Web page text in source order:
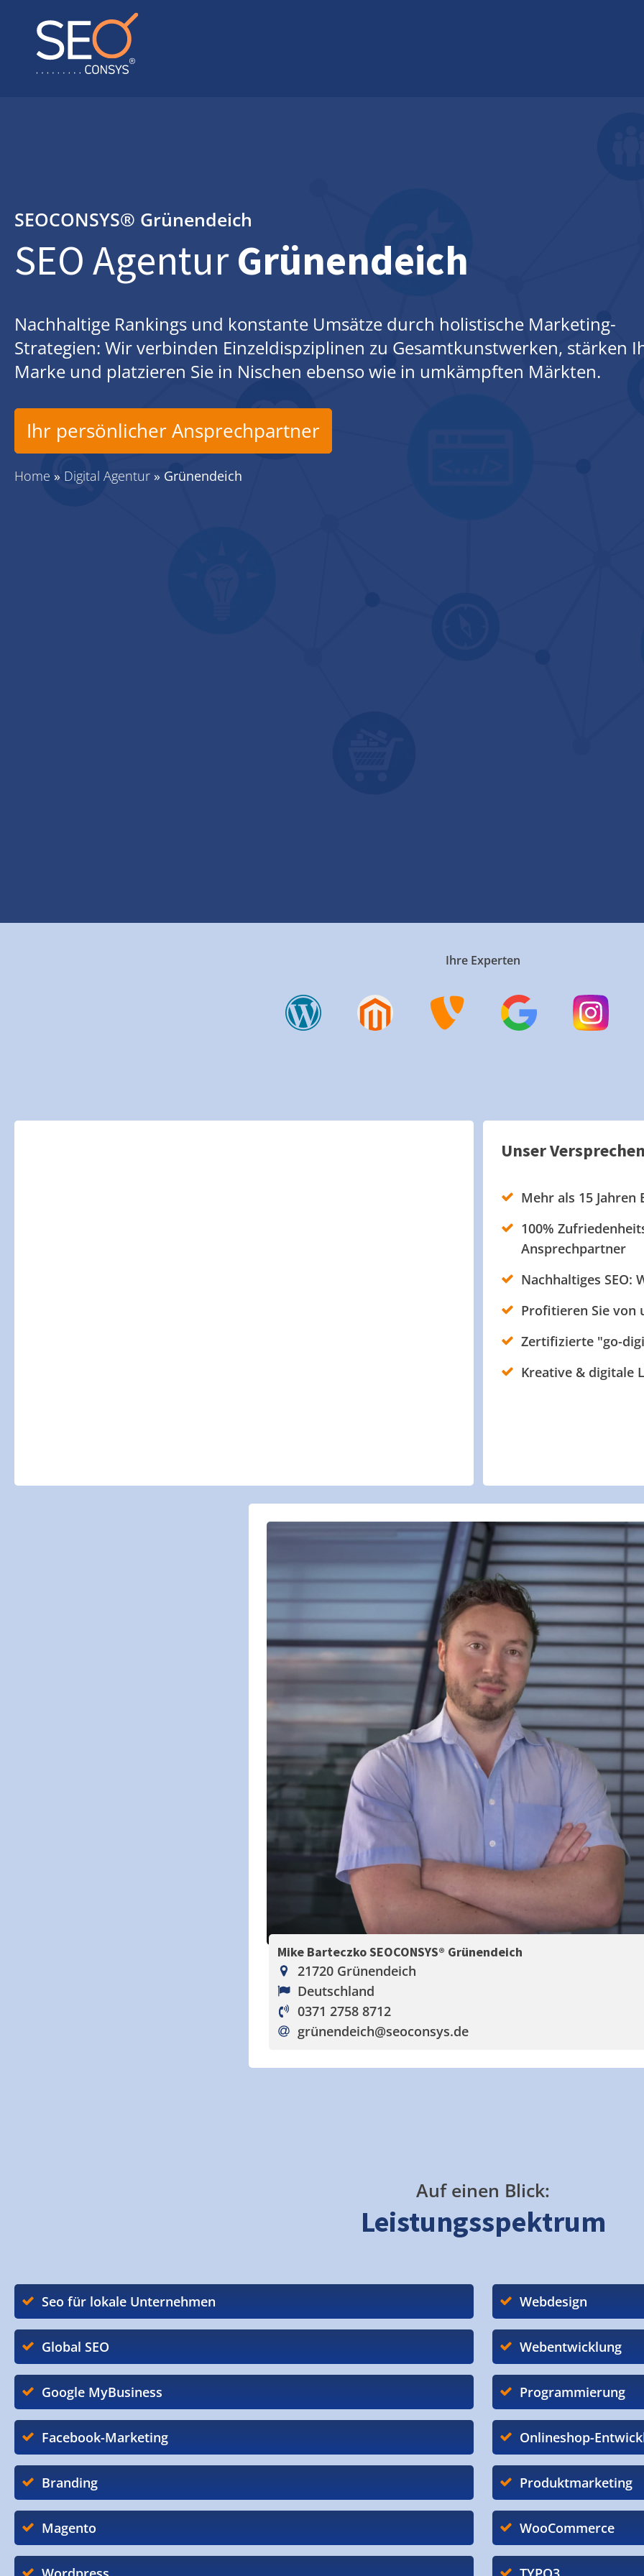
SEOCONSYS® Grünendeich
SEO AgenturGrünendeich
Nachhaltige Rankings und konstante Umsätze durch holistische Marketing-
Strategien: Wir verbinden Einzeldispziplinen zu Gesamtkunstwerken, stärken
Marke und platzieren Sie in Nischen ebenso wie in umkämpften Märkten.
Ihr persönlicher Ansprechpartner
Home » Digital Agentur » Grünendeich
Ihre Experten
Unser
Mehr als 15
100%
Ansprechpartner
Nachhaltiges
Profitieren Sie von
Zertifizierte "go-
Kreative & digitale
Mike Barteczko SEOCONSYS® Grünendeich
21720 Grünendeich
Deutschland
0371 2758 8712
grünendeich@seoconsys.de
Auf einen Blick:
Leistungsspektrum
Seo für lokale Unternehmen
Global SEO
Google MyBusiness
Facebook-Marketing
Branding
Magento
Webdesign
Webentwicklung
Programmierung
Onlineshop-
Produktmarketing
WooCommerce